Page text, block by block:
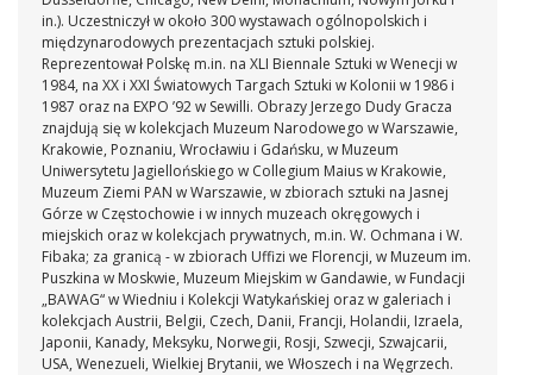
in.). Uczestniczył w około 300 wystawach ogólnopolskich i
międzynarodowych prezentacjach sztuki polskiej.
Reprezentował Polskę m.in. na XLI Biennale Sztuki w Wenecji w
1984, na XX i XXI Światowych Targach Sztuki w Kolonii w 1986 i
1987 oraz na EXPO ’92 w Sewilli. Obrazy Jerzego Dudy Gracza
znajdują się w kolekcjach Muzeum Narodowego w Warszawie,
Krakowie, Poznaniu, Wrocławiu i Gdańsku, w Muzeum
Uniwersytetu Jagiellońskiego w Collegium Maius w Krakowie,
Muzeum Ziemi PAN w Warszawie, w zbiorach sztuki na Jasnej
Górze w Częstochowie i w innych muzeach okręgowych i
miejskich oraz w kolekcjach prywatnych, m.in. W. Ochmana i W.
Fibaka; za granicą - w zbiorach Uffizi we Florencji, w Muzeum im.
Puszkina w Moskwie, Muzeum Miejskim w Gandawie, w Fundacji
„BAWAG“ w Wiedniu i Kolekcji Watykańskiej oraz w galeriach i
kolekcjach Austrii, Belgii, Czech, Danii, Francji, Holandii, Izraela,
Japonii, Kanady, Meksyku, Norwegii, Rosji, Szwecji, Szwajcarii,
USA, Wenezueli, Wielkiej Brytanii, we Włoszech i na Węgrzech.